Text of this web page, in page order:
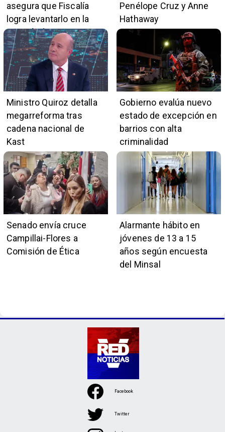
asegura que Fiscalía
logra levantarlo en la
mayoría de casos
Penélope Cruz y Anne
Hathaway
Ministro Quiroz detalla
megarreforma tras
cadena nacional de
Kast
Gobierno evalúa nuevo
estado de excepción en
barrios con alta
criminalidad
Senado envía cruce
Campillai-Flores a
Comisión de Ética
Alarmante hábito en
jóvenes de 13 a 15
años según encuesta
del Minsal
Facebook
Twitter